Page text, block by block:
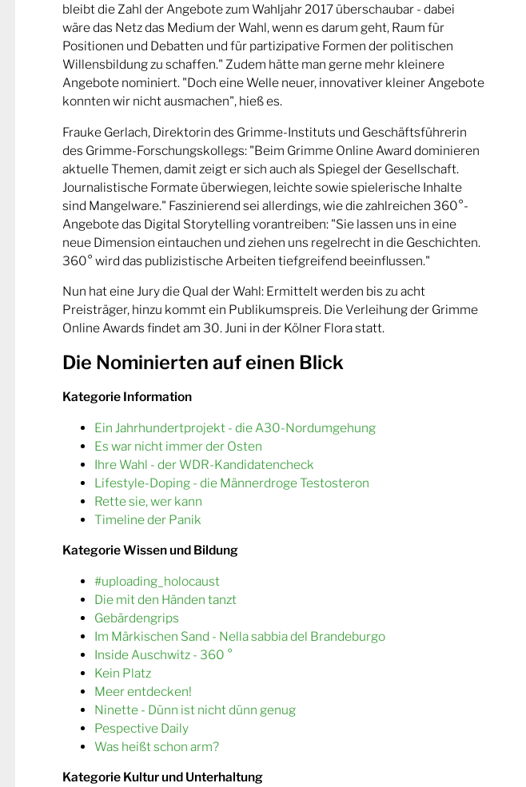
bleibt die Zahl der Angebote zum Wahljahr 2017 überschaubar - dabei
wäre das Netz das Medium der Wahl, wenn es darum geht, Raum für
Positionen und Debatten und für partizipative Formen der politischen
Willensbildung zu schaffen." Zudem hätte man gerne mehr kleinere
Angebote nominiert. "Doch eine Welle neuer, innovativer kleiner Angebote
konnten wir nicht ausmachen", hieß es.
Frauke Gerlach, Direktorin des Grimme-Instituts und Geschäftsführerin
des Grimme-Forschungskollegs: "Beim Grimme Online Award dominieren
aktuelle Themen, damit zeigt er sich auch als Spiegel der Gesellschaft.
Journalistische Formate überwiegen, leichte sowie spielerische Inhalte
sind Mangelware." Faszinierend sei allerdings, wie die zahlreichen 360°-
Angebote das Digital Storytelling vorantreiben: "Sie lassen uns in eine
neue Dimension eintauchen und ziehen uns regelrecht in die Geschichten.
360° wird das publizistische Arbeiten tiefgreifend beeinflussen."
Nun hat eine Jury die Qual der Wahl: Ermittelt werden bis zu acht
Preisträger, hinzu kommt ein Publikumspreis. Die Verleihung der Grimme
Online Awards findet am 30. Juni in der Kölner Flora statt.
Die Nominierten auf einen Blick
Kategorie Information
Ein Jahrhundertprojekt - die A30-Nordumgehung
Es war nicht immer der Osten
Ihre Wahl - der WDR-Kandidatencheck
Lifestyle-Doping - die Männerdroge Testosteron
Rette sie, wer kann
Timeline der Panik
Kategorie Wissen und Bildung
#uploading_holocaust
Die mit den Händen tanzt
Gebärdengrips
Im Märkischen Sand - Nella sabbia del Brandeburgo
Inside Auschwitz - 360 °
Kein Platz
Meer entdecken!
Ninette - Dünn ist nicht dünn genug
Pespective Daily
Was heißt schon arm?
Kategorie Kultur und Unterhaltung